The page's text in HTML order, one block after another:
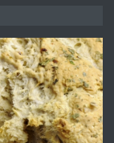
преди 3 дни
под наем в кв.
близо до